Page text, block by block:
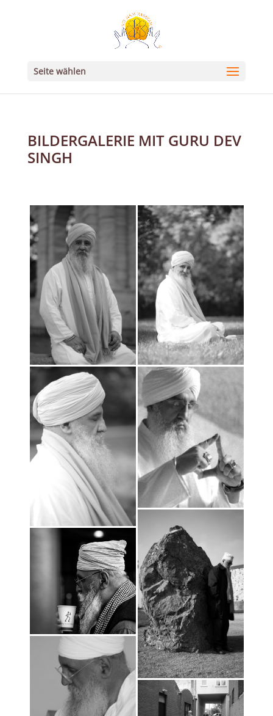
Seite wählen
BILDERGALERIE MIT GURU DEV
SINGH